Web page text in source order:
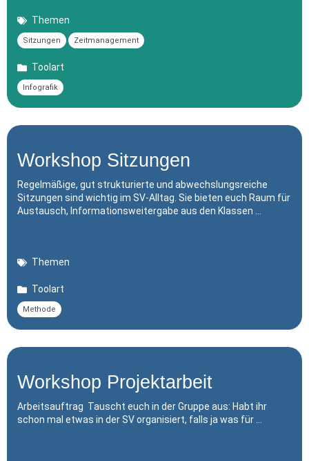
Themen
Sitzungen Zeitmanagement
Toolart
Infografik
Workshop Sitzungen
Regelmäßige, gut strukturierte und abwechslungsreiche
Sitzungen sind wichtig im SV-Alltag. Sie bieten euch Raum für
Austausch, Informationsweitergabe aus den Klassen …
Themen
Toolart
Methode
Workshop Projektarbeit
Arbeitsauftrag Tauscht euch in der Gruppe aus: Habt ihr
schon mal etwas in der SV organisiert, falls ja was für …